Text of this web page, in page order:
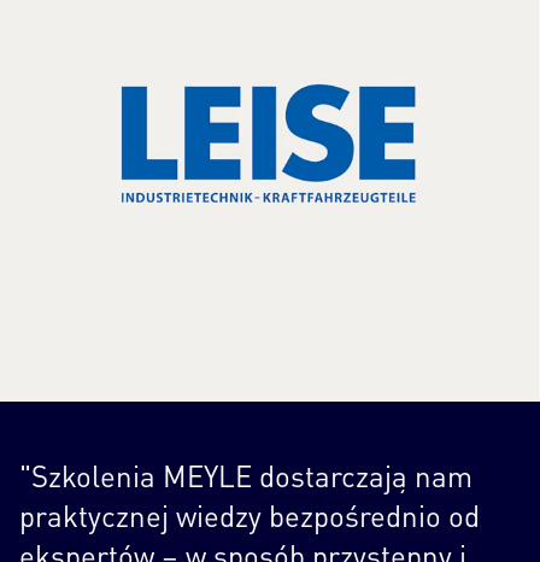
"Szkolenia MEYLE dostarczają nam
praktycznej wiedzy bezpośrednio od